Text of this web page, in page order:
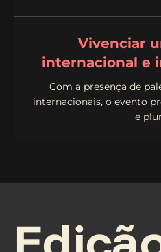
Vivenciar
internacional e
Com a presença de
internacionais, o evento
e